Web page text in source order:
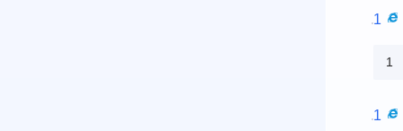
1
1
1